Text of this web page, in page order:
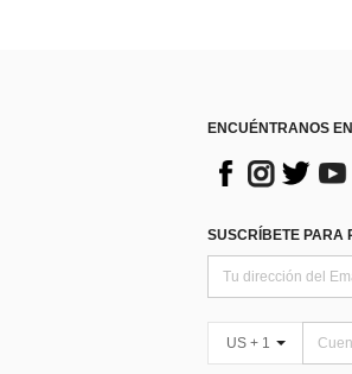
ENCUÉNTRANOS EN
SUSCRÍBETE PARA
US + 1